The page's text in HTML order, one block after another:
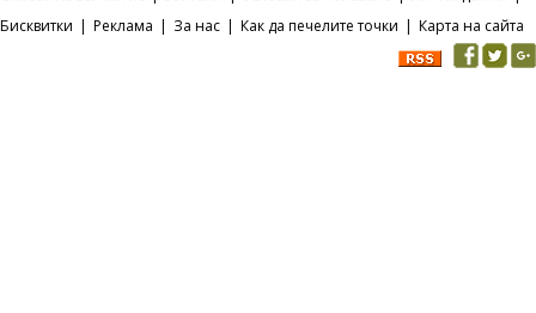
Бисквитки | Реклама | За нас | Как да печелите точки | Карта на сайта